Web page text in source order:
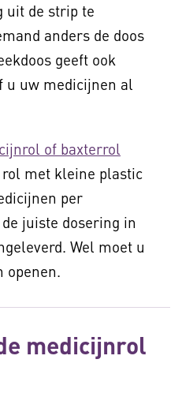
uit de strip te
anders de doos
geeft ook
u uw medicijnen al
of baxterrol
met kleine plastic
per
juiste dosering in
Wel moet u
openen.
medicijnrol